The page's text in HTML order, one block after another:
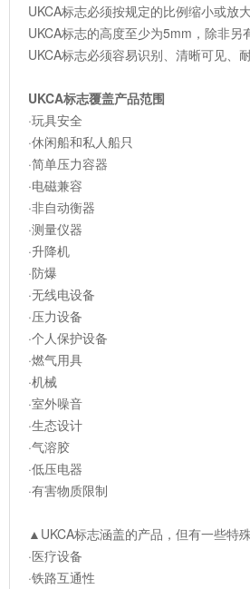
UKCA标志必须按规定的比例缩小或放大
UKCA标志的高度至少为5mm，除非另
UKCA标志必须容易识别、清晰可见、耐
UKCA标志覆盖产品范围
·玩具安全
·休闲船和私人船只
·简单压力容器
·电磁兼容
·非自动衡器
·测量仪器
·升降机
·防爆
·无线电设备
·压力设备
·个人保护设备
·燃气用具
·机械
·室外噪音
·生态设计
·气溶胶
·低压电器
·有害物质限制
▲UKCA标志涵盖的产品，但有一些特
·医疗设备
·铁路互通性